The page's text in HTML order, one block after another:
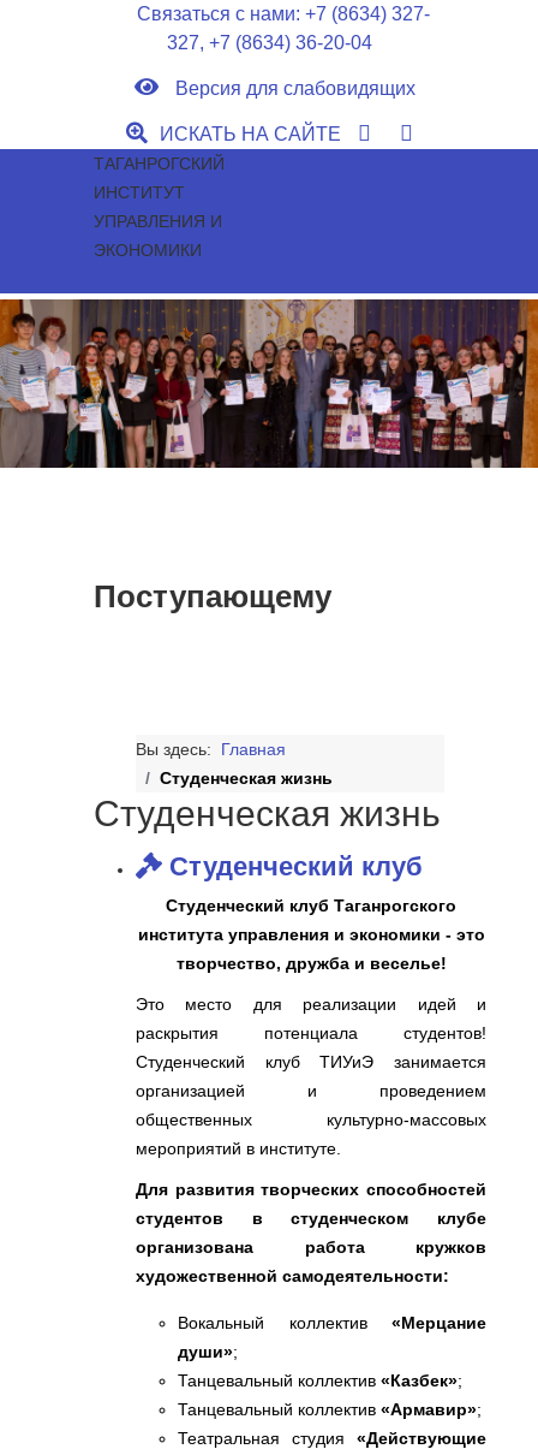
Связаться с нами: +7 (8634) 327-
327, +7 (8634) 36-20-04
Версия для слабовидящих
ИСКАТЬ НА САЙТЕ
ТАГАНРОГСКИЙ
ИНСТИТУТ
УПРАВЛЕНИЯ И
ЭКОНОМИКИ
Поступающему
Вы здесь: Главная
Студенческая жизнь
Студенческая жизнь
Студенческий клуб
Студенческий клуб Таганрогского
института управления и экономики - это
творчество, дружба и веселье!
Это место для реализации идей и
раскрытия потенциала студентов!
Студенческий клуб ТИУиЭ занимается
организацией и проведением
общественных культурно-массовых
мероприятий в институте.
Для развития творческих способностей
студентов в студенческом клубе
организована работа кружков
художественной самодеятельности:
Вокальный коллектив «Мерцание
души»;
Танцевальный коллектив «Казбек»;
Танцевальный коллектив «Армавир»;
Театральная студия «Действующие